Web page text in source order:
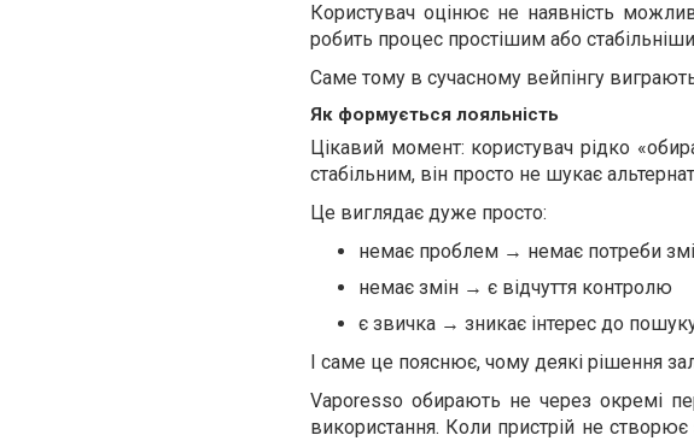
Користувач оцінює не наявність
робить процес простішим або
Саме тому в сучасному вейпінгу
Як формується лояльність
Цікавий момент: користувач рідко
стабільним, він просто не шукає
Це виглядає дуже просто:
немає проблем → немає потреби
немає змін → є відчуття контролю
є звичка → зникає інтерес до
І саме це пояснює, чому деякі рішення
Vaporesso обирають не через окремі
використання. Коли пристрій не